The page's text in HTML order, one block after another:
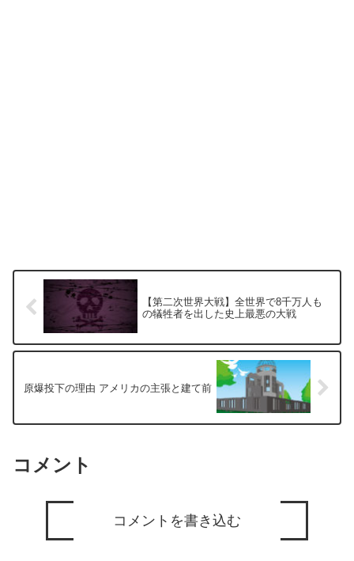
【第二次世界大戦】全世界で8千万人も
の犠牲者を出した史上最悪の大戦
原爆投下の理由 アメリカの主張と建て前
コメント
コメントを書き込む